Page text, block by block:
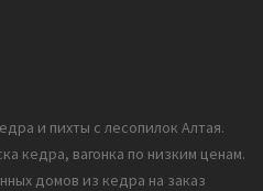
и пихты с лесопилок Алтая.
кедра, вагонка по низким ценам.
домов из кедра на заказ